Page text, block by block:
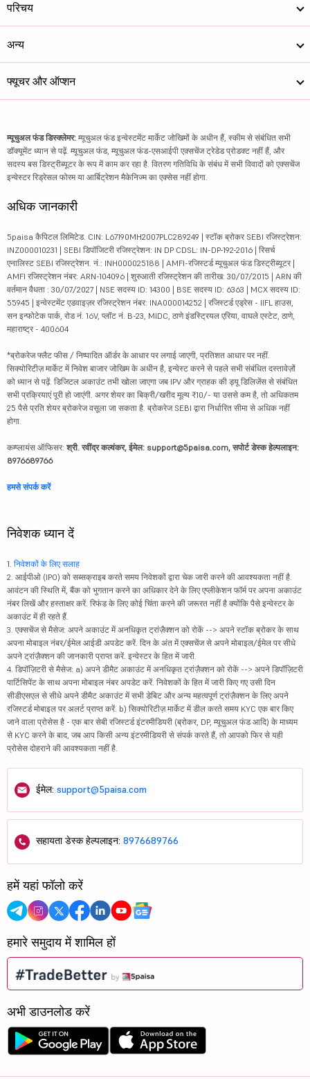
परिचय
अन्य
फ्यूचर और ऑप्शन
म्यूचुअल फंड डिस्क्लेमर: म्यूचुअल फंड इन्वेस्टमेंट मार्केट जोखिमों के अधीन हैं, स्कीम से संबंधित सभी
डॉक्यूमेंट ध्यान से पढ़ें. म्यूचुअल फंड, म्यूचुअल फंड-एसआईपी एक्सचेंज ट्रेडेड प्रोडक्ट नहीं हैं, और
सदस्य बस डिस्ट्रीब्यूटर के रूप में काम कर रहा है. वितरण गतिविधि के संबंध में सभी विवादों को एक्सचेंज
इन्वेस्टर रिड्रेसल फोरम या आर्बिट्रेशन मैकेनिज्म का एक्सेस नहीं होगा.
अधिक जानकारी
5paisa कैपिटल लिमिटेड. CIN: L67190MH2007PLC289249 | स्टॉक ब्रोकर SEBI रजिस्ट्रेशन:
INZ000010231 | SEBI डिपॉजिटरी रजिस्ट्रेशन: IN DP CDSL: IN-DP-192-2016 | रिसर्च
एनालिस्ट SEBI रजिस्ट्रेशन. नं.: INH000025188 | AMFI-रजिस्टर्ड म्यूचुअल फंड डिस्ट्रीब्यूटर |
AMFI रजिस्ट्रेशन नंबर: ARN-104096 | शुरुआती रजिस्ट्रेशन की तारीख: 30/07/2015 | ARN की
वर्तमान वैधता : 30/07/2027 | NSE सदस्य ID: 14300 | BSE सदस्य ID: 6363 | MCX सदस्य ID:
55945 | इन्वेस्टमेंट एडवाइज़र रजिस्ट्रेशन नंबर: INA000014252 | रजिस्टर्ड एड्रेस - IIFL हाउस,
सन इन्फोटेक पार्क, रोड नं. 16V, प्लॉट नं. B-23, MIDC, ठाणे इंडस्ट्रियल एरिया, वाघले एस्टेट, ठाणे,
महाराष्ट्र - 400604
*ब्रोकरेज फ्लैट फीस / निष्पादित ऑर्डर के आधार पर लगाई जाएगी, प्रतिशत आधार पर नहीं.
सिक्योरिटीज़ मार्केट में निवेश बाजार जोखिम के अधीन है, इन्वेस्ट करने से पहले सभी संबंधित दस्तावेज़ों
को ध्यान से पढ़ें. डिजिटल अकाउंट तभी खोला जाएगा जब IPV और ग्राहक की ड्यू डिलिजेंस से संबंधित
सभी प्रक्रियाएं पूरी हो जाएंगी. अगर शेयर का बिक्री/खरीद मूल्य ₹10/- या उससे कम है, तो अधिकतम
25 पैसे प्रति शेयर ब्रोकरेज वसूला जा सकता है. ब्रोकरेज SEBI द्वारा निर्धारित सीमा से अधिक नहीं
होगा.
कम्प्लायंस ऑफिसर: श्री. रवींद्र कल्वंकर, ईमेल: support@5paisa.com, सपोर्ट डेस्क हेल्पलाइन:
8976689766
हमसे संपर्क करें
निवेशक ध्यान दें
1. निवेशकों के लिए सलाह
2. आईपीओ (IPO) को सब्सक्राइब करते समय निवेशकों द्वारा चेक जारी करने की आवश्यकता नहीं है.
आवंटन की स्थिति में, बैंक को भुगतान करने का अधिकार देने के लिए एप्लीकेशन फॉर्म पर अपना अकाउंट
नंबर लिखें और हस्ताक्षर करें. रिफंड के लिए कोई चिंता करने की जरूरत नहीं है क्योंकि पैसे इन्वेस्टर के
अकाउंट में ही रहते हैं.
3. एक्सचेंज से मैसेज: अपने अकाउंट में अनधिकृत ट्रांज़ैक्शन को रोकें --> अपने स्टॉक ब्रोकर के साथ
अपना मोबाइल नंबर/ईमेल आईडी अपडेट करें. दिन के अंत में एक्सचेंज से अपने मोबाइल/ईमेल पर सीधे
अपने ट्रांज़ैक्शन की जानकारी प्राप्त करें. इन्वेस्टर के हित में जारी.
4. डिपॉज़िटरी से मैसेज: a) अपने डीमैट अकाउंट में अनधिकृत ट्रांज़ैक्शन को रोकें --> अपने डिपॉज़िटरी
पार्टिसिपेंट के साथ अपना मोबाइल नंबर अपडेट करें. निवेशकों के हित में जारी किए गए उसी दिन
सीडीएसएल से सीधे अपने डीमैट अकाउंट में सभी डेबिट और अन्य महत्वपूर्ण ट्रांज़ैक्शन के लिए अपने
रजिस्टर्ड मोबाइल पर अलर्ट प्राप्त करें. b) सिक्योरिटीज़ मार्केट में डील करते समय KYC एक बार किए
जाने वाला प्रोसेस है - एक बार सेबी रजिस्टर्ड इंटरमीडियरी (ब्रोकर, DP, म्यूचुअल फंड आदि) के माध्यम
से KYC करने के बाद, जब आप किसी अन्य इंटरमीडियरी से संपर्क करते हैं, तो आपको फिर से यही
प्रोसेस दोहराने की आवश्यकता नहीं है.
ईमेल: support@5paisa.com
सहायता डेस्क हेल्पलाइन: 8976689766
हमें यहां फॉलो करें
हमारे समुदाय में शामिल हों
अभी डाउनलोड करें